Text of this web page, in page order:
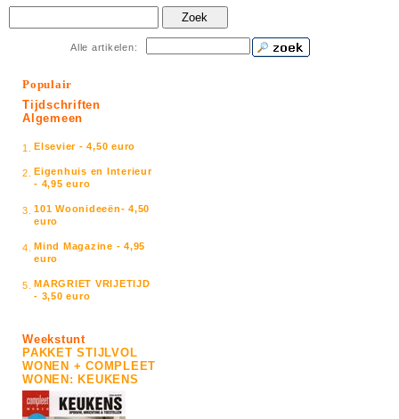
Zoek
Alle artikelen:
Populair
Tijdschriften
Algemeen
1. Elsevier - 4,50 euro
2. Eigenhuis en Interieur
- 4,95 euro
3. 101 Woonideeën- 4,50
euro
4. Mind Magazine - 4,95
euro
5. MARGRIET VRIJETIJD
- 3,50 euro
Weekstunt
PAKKET STIJLVOL
WONEN + COMPLEET
WONEN: KEUKENS